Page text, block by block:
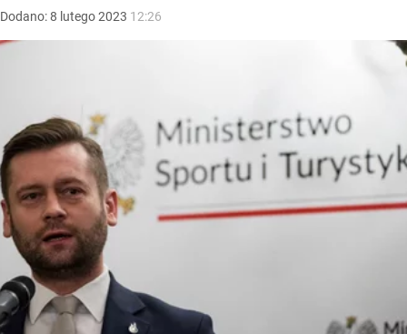
Dodano:8 lutego2023 12:26